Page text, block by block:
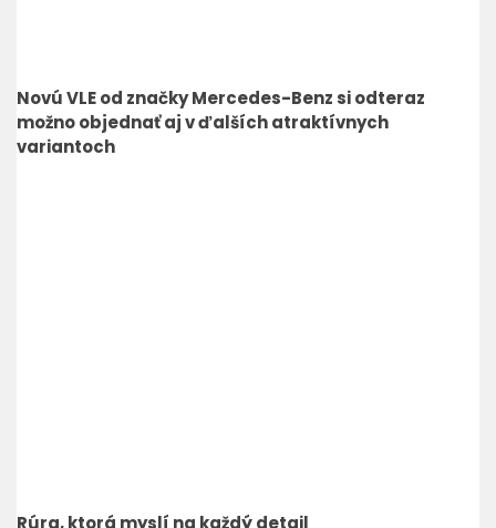
Novú VLE od značky Mercedes-Benz si odteraz
možno objednať aj v ďalších atraktívnych
variantoch